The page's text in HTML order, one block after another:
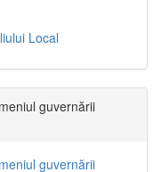
Local
guvernării
guvernării